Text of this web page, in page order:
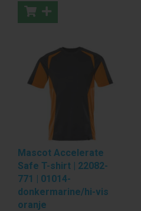
Mascot Accelerate
Safe T-shirt | 22082-
771 | 01014-
donkermarine/hi-vis
oranje